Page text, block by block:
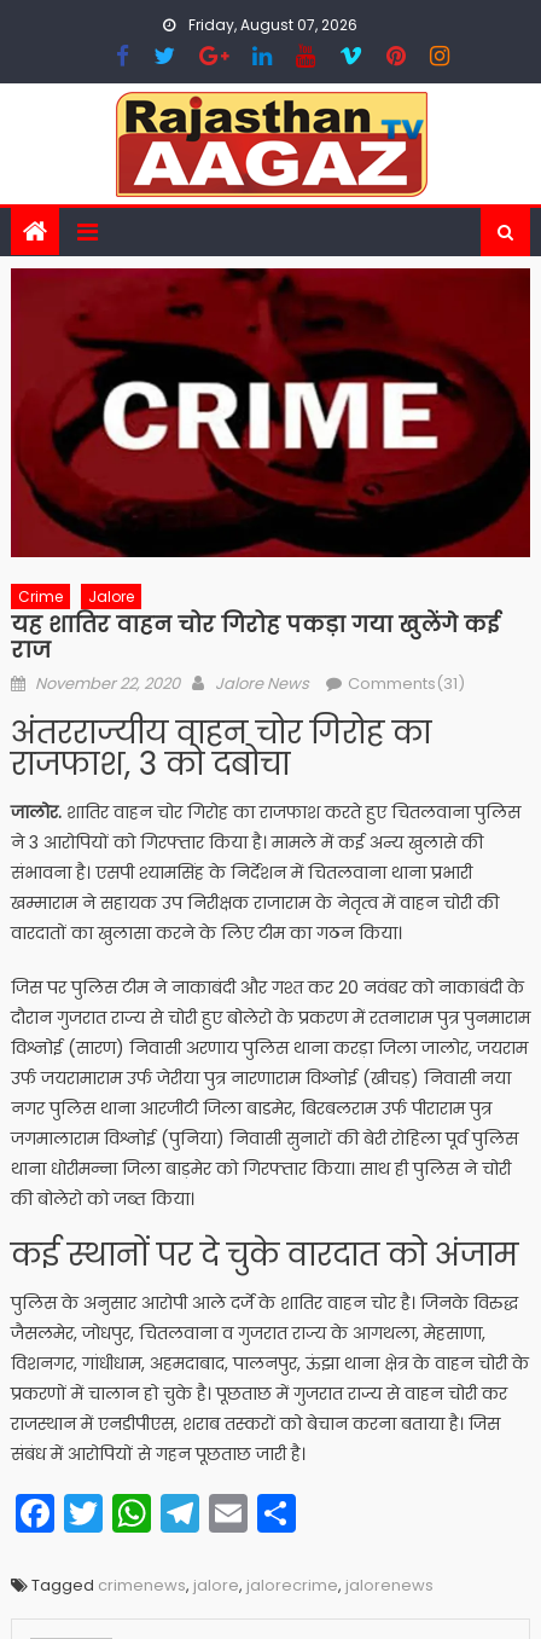
Friday, August 07, 2026
Crime Jalore
यह शातिर वाहन चोर गिरोह पकड़ा गया खुलेंगे कई
राज
Posted
November 22, 2020 Author
Jalore News Comments(31)
अंतरराज्यीय वाहन चोर गिरोह का
राजफाश, 3 को दबोचा
जालोर.शातिर वाहन चोर गिरोह का राजफाश करते हुए चितलवाना पुलिस
ने 3 आरोपियों को गिरफ्तार किया है। मामले में कई अन्य खुलासे की
संभावना है। एसपी श्यामसिंह के निर्देशन में चितलवाना थाना प्रभारी
खम्माराम ने सहायक उप निरीक्षक राजाराम के नेतृत्व में वाहन चोरी की
वारदातों का खुलासा करने के लिए टीम का गठन किया।
जिस पर पुलिस टीम ने नाकाबंदी और गश्त कर 20 नवंबर को नाकाबंदी के
दौरान गुजरात राज्य से चोरी हुए बोलेरो के प्रकरण में रतनाराम पुत्र पुनमाराम
विश्नोई (सारण) निवासी अरणाय पुलिस थाना करड़ा जिला जालोर, जयराम
उर्फ जयरामाराम उर्फ जेरीया पुत्र नारणाराम विश्नोई (खीचड़) निवासी नया
नगर पुलिस थाना आरजीटी जिला बाडमेर, बिरबलराम उर्फ पीराराम पुत्र
जगमालाराम विश्नोई (पुनिया) निवासी सुनारों की बेरी रोहिला पूर्व पुलिस
थाना धोरीमन्ना जिला बाड़मेर को गिरफ्तार किया। साथ ही पुलिस ने चोरी
की बोलेरो को जब्त किया।
कई स्थानों पर दे चुके वारदात को अंजाम
पुलिस के अनुसार आरोपी आले दर्जे के शातिर वाहन चोर है। जिनके विरुद्ध
जैसलमेर, जोधपुर, चितलवाना व गुजरात राज्य के आगथला, मेहसाणा,
विशनगर, गांधीधाम, अहमदाबाद, पालनपुर, ऊंझा थाना क्षेत्र के वाहन चोरी के
प्रकरणों में चालान हो चुके है। पूछताछ में गुजरात राज्य से वाहन चोरी कर
राजस्थान में एनडीपीएस, शराब तस्करों को बेचान करना बताया है। जिस
संबंध में आरोपियों से गहन पूछताछ जारी है।
Facebook
Twitter
WhatsApp
Telegram
EmailShare
Tagged crimenews, jalore, jalorecrime, jalorenews